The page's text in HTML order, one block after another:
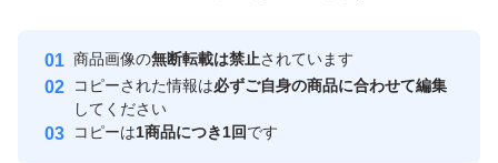
安心取引出品者
心・安全なユーザーです
取引実績
商品画像の無断転載は禁止されています
コピーされた情報は必ずご自身の商品に合わせて編集
してください
コピーは1商品につき1回です